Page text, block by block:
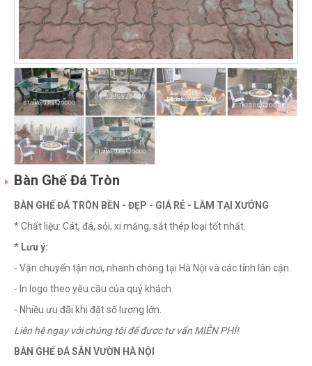
Bàn Ghế Đá Tròn
BÀN GHẾ ĐÁ TRÒN BỀN - ĐẸP - GIÁ RẺ - LÀM TẠI XƯỞNG
* Chất liệu: Cát, đá, sỏi, xi măng, sắt thép loại tốt nhất.
* Lưu ý:
- Vận chuyển tận nơi, nhanh chóng tại Hà Nội và các tỉnh lân cận.
- In logo theo yêu cầu của quý khách.
- Nhiều ưu đãi khi đặt số lượng lớn.
Liên hệ ngay với chúng tôi để được tư vấn MIỄN PHÍ!
BÀN GHẾ ĐÁ SÂN VƯỜN HÀ NỘI